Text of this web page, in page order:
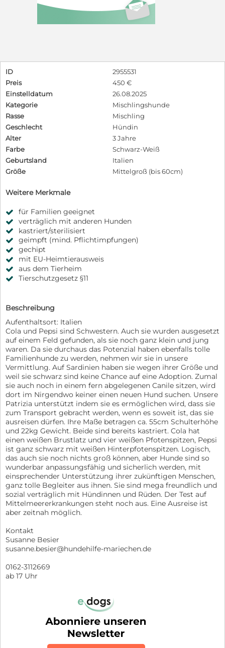
ID
2955531
Preis
450 €
Einstelldatum
26.08.2025
Kategorie
Mischlingshunde
Rasse
Mischling
Geschlecht
Hündin
Alter
3 Jahre
Farbe
Schwarz-Weiß
Geburtsland
Italien
Größe
Mittelgroß (bis 60cm)
Weitere Merkmale
für Familien geeignet
verträglich mit anderen Hunden
kastriert/sterilisiert
geimpft (mind. Pflichtimpfungen)
gechipt
mit EU-Heimtierausweis
aus dem Tierheim
Tierschutzgesetz §11
Beschreibung
Aufenthaltsort: Italien
Cola und Pepsi sind Schwestern. Auch sie wurden ausgesetzt
auf einem Feld gefunden, als sie noch ganz klein und jung
waren. Da sie durchaus das Potenzial haben ebenfalls tolle
Familienhunde zu werden, nehmen wir sie in unsere
Vermittlung. Auf Sardinien haben sie wegen ihrer Größe und
weil sie schwarz sind keine Chance auf eine Adoption. Zumal
sie auch noch in einem fern abgelegenen Canile sitzen, wird
dort im Nirgendwo keiner einen neuen Hund suchen. Unsere
Patrizia unterstützt indem sie es ermöglichen wird, dass sie
zum Transport gebracht werden, wenn es soweit ist, das sie
ausreisen dürfen. Ihre Maße betragen ca. 55cm Schulterhöhe
und 22kg Gewicht. Beide sind bereits kastriert. Cola hat
einen weißen Brustlatz und vier weißen Pfotenspitzen, Pepsi
ist ganz schwarz mit weißen Hinterpfotenspitzen. Logisch,
das auch sie noch nichts groß können, aber Hunde sind so
wunderbar anpassungsfähig und sicherlich werden, mit
einsprechender Unterstützung ihrer zukünftigen Menschen,
ganz tolle Begleiter aus ihnen. Sie sind mega freundlich und
sozial verträglich mit Hündinnen und Rüden. Der Test auf
Mittelmeererkrankungen steht noch aus. Eine Ausreise ist
aber zeitnah möglich.
Kontakt
Susanne Besier
susanne.besier@hundehilfe-mariechen.de
0162-3112669
ab 17 Uhr